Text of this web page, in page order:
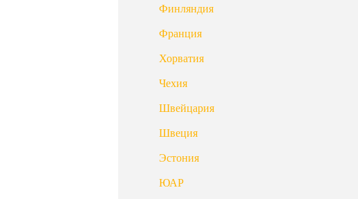
Финляндия
Франция
Хорватия
Чехия
Швейцария
Швеция
Эстония
ЮАР